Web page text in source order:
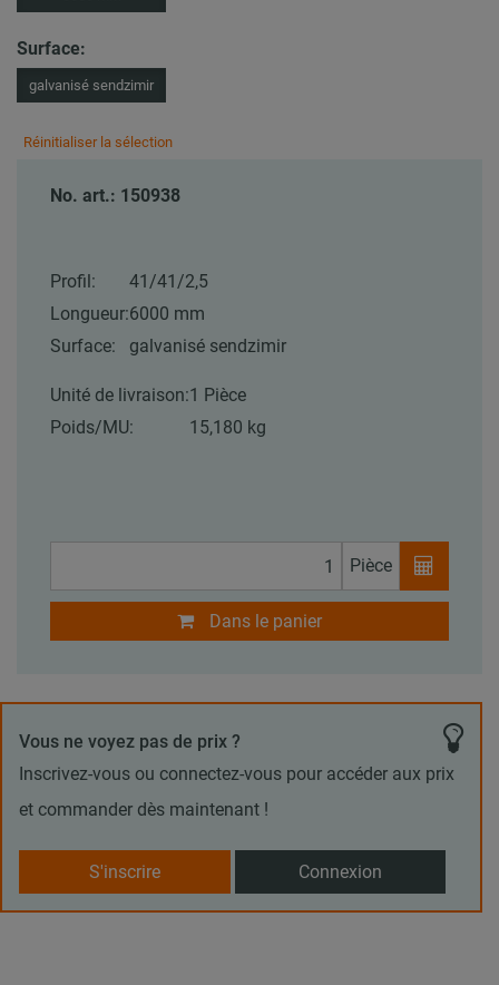
Surface:
galvanisé sendzimir
Réinitialiser la sélection
No. art.: 150938
Profil:
41/41/2,5
Longueur:6000 mm
Surface:
galvanisé sendzimir
Unité de livraison:1 Pièce
Poids/MU:
15,180 kg
Pièce
Dans le panier
Vous ne voyez pas de prix ?
Inscrivez-vous ou connectez-vous pour accéder aux prix
et commander dès maintenant !
S'inscrire Connexion